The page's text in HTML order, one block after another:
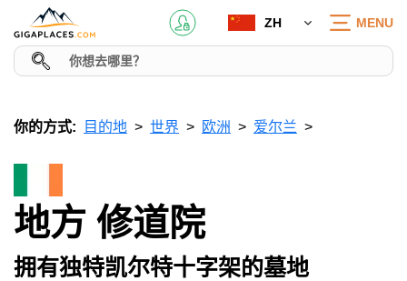
ZH MENU
你的方式: 目的地 世界 欧洲 爱尔兰
地方 修道院
拥有独特凯尔特十字架的墓地